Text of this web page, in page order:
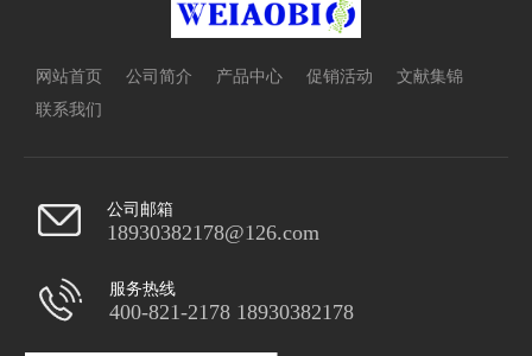
网站首页 公司简介 产品中心 促销活动
文献集锦
联系我们
公司邮箱
18930382178@126.com
服务热线
400-821-2178 18930382178